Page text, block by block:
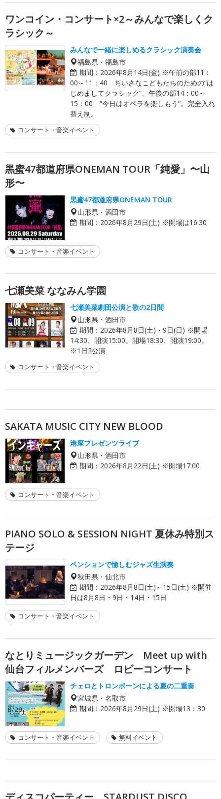
ワンコイン・コンサート×2～みんなで楽しくク
ラシック～
みんなで一緒に楽しめるクラシック演奏会
福島県・福島市
期間： 2026年8月14日(金) ※午前の部11：
00～11：40 ちいさなこどもたちのための“は
じめましてクラシック”、午後の部14：00～
15：00 “今日はオペラを楽しもう”。完全入れ
替え制。
コンサート・音楽イベント
黒蜜47都道府県ONEMAN TOUR「純愛」〜山
形〜
黒蜜47都道府県ONEMAN TOUR
山形県・酒田市
期間： 2026年8月29日(土) ※開場は16:30
コンサート・音楽イベント
七瀬美菜 ななみん学園
七瀬美菜劇団公演と歌の2日間
山形県・酒田市
期間： 2026年8月8日(土)・9日(日) ※開場
14:30、開演15:00。開場18:30、開演19:00。
※1日2公演
コンサート・音楽イベント
SAKATA MUSIC CITY NEW BLOOD
港座プレゼンツライブ
山形県・酒田市
期間： 2026年8月22日(土) ※開場17:00
コンサート・音楽イベント
PIANO SOLO & SESSION NIGHT 夏休み特別ス
テージ
ペンションで愉しむジャズ生演奏
秋田県・仙北市
期間： 2026年8月8日(土)～15日(土) ※開催
日は8月8日・9日・14日・15日
コンサート・音楽イベント
なとりミュージックガーデン Meet up with
仙台フィルメンバーズ ロビーコンサート
チェロとトロンボーンによる夏の二重奏
宮城県・名取市
期間： 2026年8月29日(土) ※開場13：30
コンサート・音楽イベント 無料イベント